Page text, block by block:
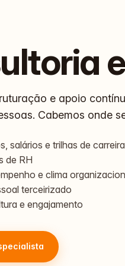
e apoio
Cabemos onde
salários e trilhas de carreira
de RH
e clima
terceirizado
e engajamento